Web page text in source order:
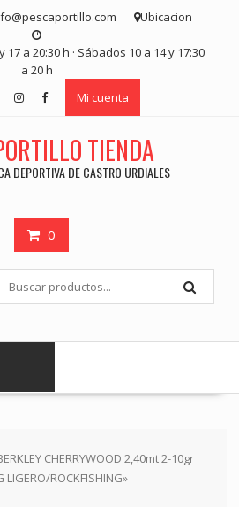
Ubicacion
17 a 20:30 h · Sábados 10 a 14 y 17:30
a 20 h
Mi cuenta
TIENDA
DEPORTIVA DE CASTRO URDIALES
0
CHERRYWOOD 2,40mt 2-10gr
LIGERO/ROCKFISHING»